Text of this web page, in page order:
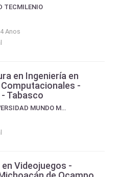
TECMILENIO
Anos
en Ingeniería en
-
Tabasco
UMMA - UNIVERSIDAD MUNDO MAYA
Videojuegos -